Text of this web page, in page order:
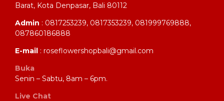
Barat, Kota Denpasar, Bali 80112
Admin : 0817253239, 0817353239, 081999769888,
087860186888
E-mail : roseflowershopbali@gmail.com
Buka
Senin – Sabtu, 8am – 6pm.
Live Chat